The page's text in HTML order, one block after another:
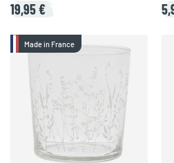
19,95 €
Made in France